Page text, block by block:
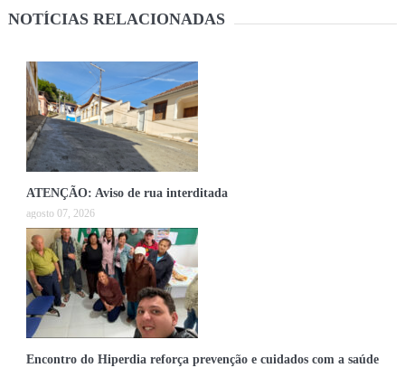
NOTÍCIAS RELACIONADAS
ATENÇÃO: Aviso de rua interditada
agosto 07, 2026
Encontro do Hiperdia reforça prevenção e cuidados com a saúde